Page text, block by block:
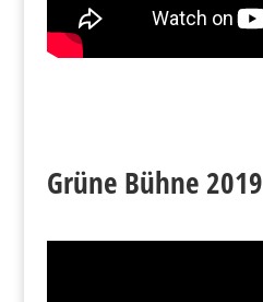
Grüne Bühne 2019